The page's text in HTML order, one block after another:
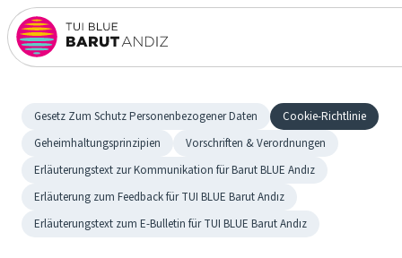
Gesetz Zum Schutz Personenbezogener Daten
Cookie-Richtlinie
Geheimhaltungsprinzipien
Vorschriften & Verordnungen
Erläuterungstext zur Kommunikation für Barut BLUE Andız
Erläuterung zum Feedback für TUI BLUE Barut Andız
Erläuterungstext zum E-Bulletin für TUI BLUE Barut Andız